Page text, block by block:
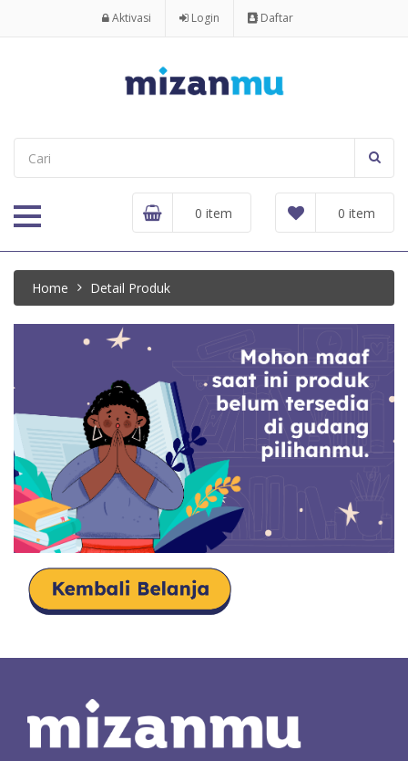
Aktivasi Login Daftar
0 item
0 item
Home Detail Produk